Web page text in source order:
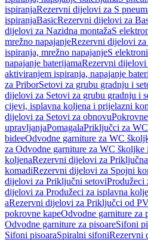
ispiranjaRezervni dijelovi za S
ispiranjaBasicRezervni dijelovi za
dijelovi za Nazidna montažaS
mrežno napajanjeRezervni dijelovi
ispiranja, mrežno napajanjeS
napajanje baterijamaRezervni
aktiviranjem ispiranja, napajanje
za PriborSetovi za grubu gradnju i
dijelovi za Setovi za grubu gradnju i
cijevi, isplavna koljena i prijelazni
dijelovi za Setovi za obnovu
upravljanjaPomagalaPriključci za
bideeOdvodne garniture za WC
za Odvodne garniture za WC školjke
koljenaRezervni dijelovi za
komadiRezervni dijelovi za Spojni
dijelovi za Priključni setoviProdužeci
dijelovi za Produžeci za isplavna
aRezervni dijelovi za Priključci od
pokrovne kapeOdvodne garniture za
Odvodne garniture za pisoareSifoni
Sifoni pisoaraSpiralni sifoniRezervni